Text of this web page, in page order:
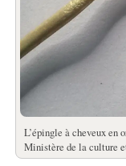
L’épingle à cheveux en
Ministère de la culture